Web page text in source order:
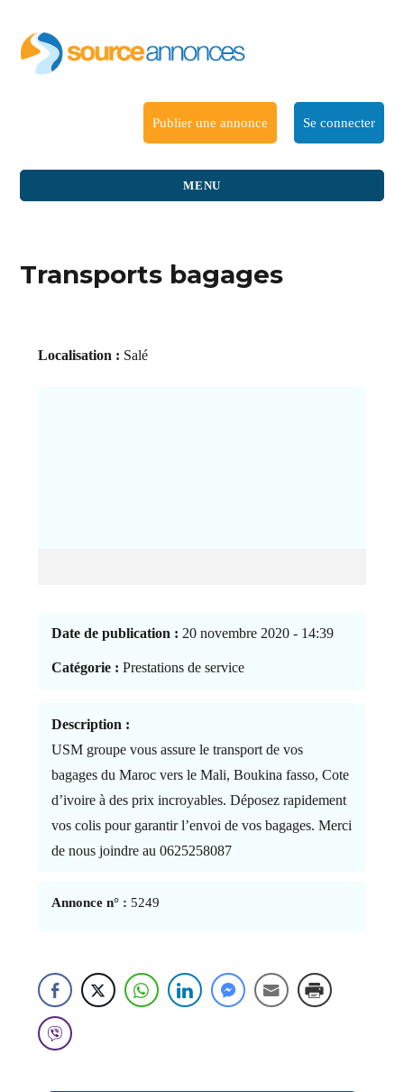
Publier une annonce Se connecter
MENU
Transports bagages
Localisation : Salé
Date de publication : 20 novembre 2020 - 14:39
Catégorie : Prestations de service
Description :
USM groupe vous assure le transport de vos
bagages du Maroc vers le Mali, Boukina fasso, Cote
d’ivoire à des prix incroyables. Déposez rapidement
vos colis pour garantir l’envoi de vos bagages. Merci
de nous joindre au 0625258087
Annonce n° :5249